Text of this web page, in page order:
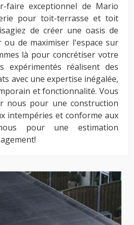
faire exceptionnel de Mario
pour toit-terrasse et toit
de créer une oasis de
de maximiser l'espace sur
là pour concrétiser votre
expérimentés réalisent des
avec une expertise inégalée,
et fonctionnalité. Vous
nous pour une construction
intempéries et conforme aux
nous pour une estimation